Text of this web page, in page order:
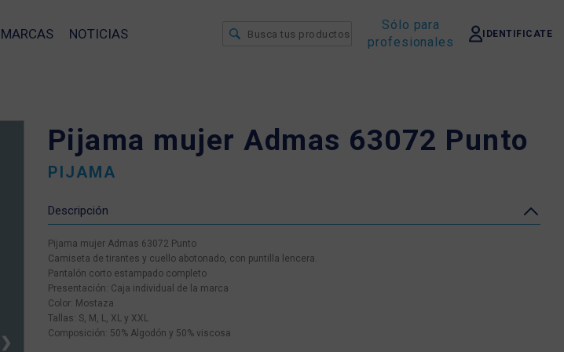
MARCAS NOTICIAS
Sólo para
profesionales
IDENTIFICATE
❯
Pijama mujer Admas 63072 Punto
PIJAMA
Descripción
Pijama mujer Admas 63072 Punto
Camiseta de tirantes y cuello abotonado, con puntilla lencera.
Pantalón corto estampado completo
Presentación: Caja individual de la marca
Color: Mostaza
Tallas: S, M, L, XL y XXL
Composición: 50% Algodón y 50% viscosa